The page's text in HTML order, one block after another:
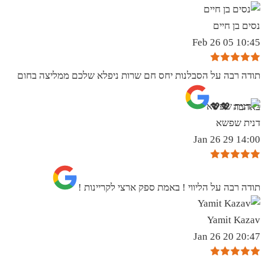
נסים בן חיים
10:45 05 Feb 26
תודה רבה על הסבלנות יחס חם שרות ניפלא שלכם ממליצה בחום
באהבה 💖💖
דנית שפשא
14:00 29 Jan 26
תודה רבה על הליווי ! באמת ספק ארצי לקריינות !
Yamit Kazav
20:47 20 Jan 26